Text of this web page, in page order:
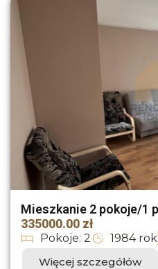
Mieszkanie 2 pokoje/1
335000.00 zł
Pokoje: 2 1984 rok
Więcej szczegółów